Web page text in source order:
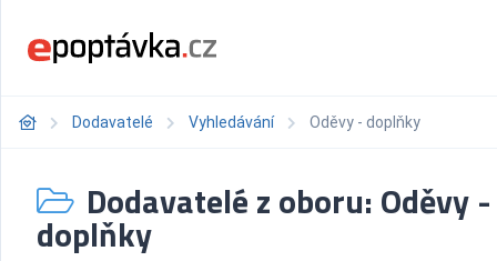
Dodavatelé Vyhledávání Oděvy - doplňky
Dodavatelé z oboru: Oděvy -
doplňky